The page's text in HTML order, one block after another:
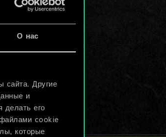
О нас
сайта. Другие
и
делать его
cookie
которые